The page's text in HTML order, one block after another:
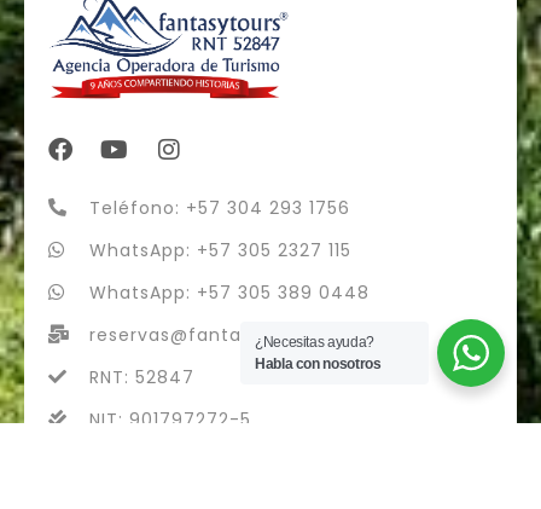
Teléfono: +57 304 293 1756
WhatsApp: +57 305 2327 115
WhatsApp: +57 305 389 0448
reservas@fantasytours.co
RNT: 52847
NIT: 901797272-5
¿Necesitas ayuda?
Habla con nosotros